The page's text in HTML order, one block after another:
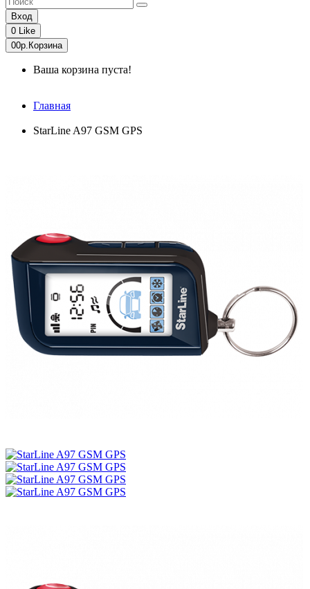
Вход
0 Like
00р. Корзина
Ваша корзина пуста!
Главная
StarLine A97 GSM GPS